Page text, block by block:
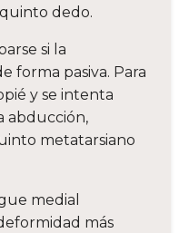
dedo.
si la
forma pasiva. Para
y se intenta
abducción,
metatarsiano
medial
más